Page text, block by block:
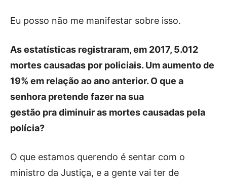
Eu posso não me manifestar sobre isso.
As estatísticas registraram, em 2017, 5.012
mortes causadas por policiais. Um aumento de
19% em relação ao ano anterior. O que a
senhora pretende fazer na sua
gestão pra diminuir as mortes causadas pela
polícia?
O que estamos querendo é sentar com o
ministro da Justiça, e a gente vai ter de